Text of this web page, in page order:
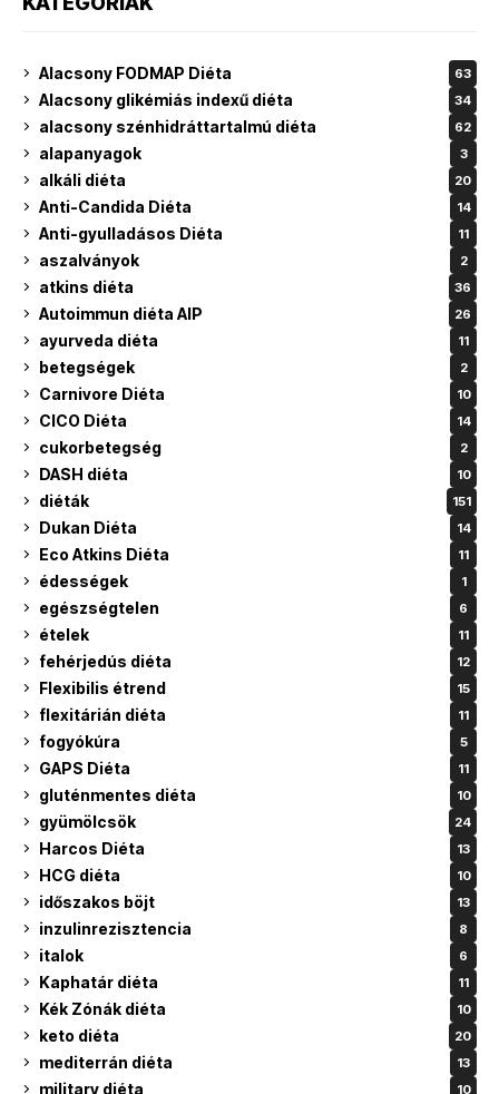
Alacsony FODMAP Diéta 63
Alacsony glikémiás indexű diéta 34
alacsony szénhidráttartalmú diéta 62
alapanyagok 3
alkáli diéta 20
Anti-Candida Diéta 14
Anti-gyulladásos Diéta 11
aszalványok 2
atkins diéta 36
Autoimmun diéta AIP 26
ayurveda diéta 11
betegségek 2
Carnivore Diéta 10
CICO Diéta 14
cukorbetegség 2
DASH diéta 10
diéták 151
Dukan Diéta 14
Eco Atkins Diéta 11
édességek 1
egészségtelen 6
ételek 11
fehérjedús diéta 12
Flexibilis étrend 15
flexitárián diéta 11
fogyókúra 5
GAPS Diéta 11
gluténmentes diéta 10
gyümölcsök 24
Harcos Diéta 13
HCG diéta 10
időszakos böjt 13
inzulinrezisztencia 8
italok 6
Kaphatár diéta 11
Kék Zónák diéta 10
keto diéta 20
mediterrán diéta 13
military diéta 10